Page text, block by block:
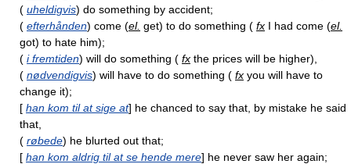
( uheldigvis) do something by accident;
( efterhånden) come (el. get) to do something ( fx I had come (el.
got) to hate him);
( i fremtiden) will do something ( fx the prices will be higher),
( nødvendigvis) will have to do something ( fx you will have to
change it);
[ han kom til at sige at] he chanced to say that, by mistake he said
that,
( røbede) he blurted out that;
[ han kom aldrig til at se hende mere] he never saw her again;